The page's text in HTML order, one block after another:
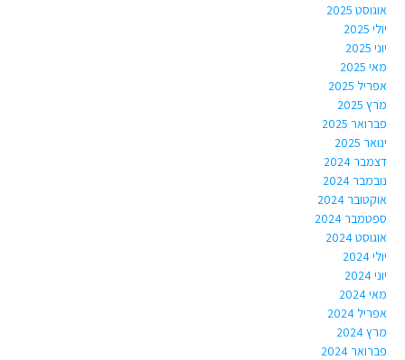
אוגוסט 2025
יולי 2025
יוני 2025
מאי 2025
אפריל 2025
מרץ 2025
פברואר 2025
ינואר 2025
דצמבר 2024
נובמבר 2024
אוקטובר 2024
ספטמבר 2024
אוגוסט 2024
יולי 2024
יוני 2024
מאי 2024
אפריל 2024
מרץ 2024
פברואר 2024